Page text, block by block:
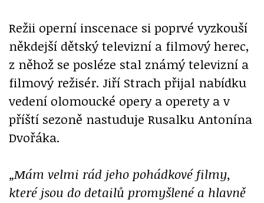
Režii operní inscenace si poprvé vyzkouší
někdejší dětský televizní a filmový herec,
z něhož se posléze stal známý televizní a
filmový režisér. Jiří Strach přijal nabídku
vedení olomoucké opery a operety a v
příští sezoně nastuduje Rusalku Antonína
Dvořáka.
„Mám velmi rád jeho pohádkové filmy,
které jsou do detailů promyšlené a hlavně